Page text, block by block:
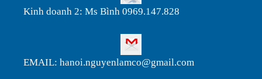
Kinh doanh 2: Ms Bình 0969.147.828
EMAIL: hanoi.nguyenlamco@gmail.com